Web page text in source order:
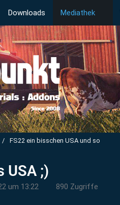
Downloads Mediathek
FS22 ein bisschen USA und so
USA ;)
um 13:22 890 Zugriffe